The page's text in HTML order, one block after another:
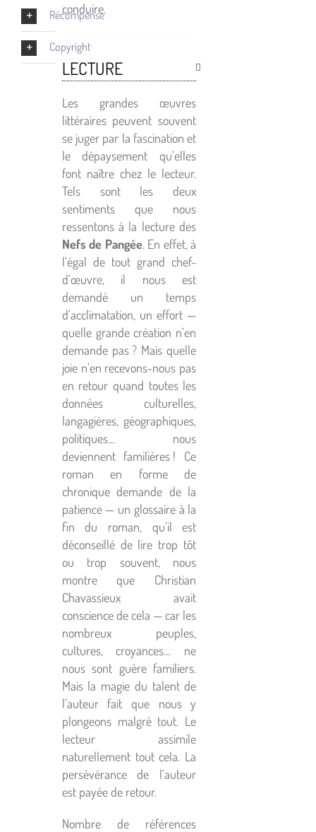
Récompense
Copyright
conduire.
LECTURE
Les grandes œuvres
littéraires peuvent souvent
se juger par la fascination et
le dépaysement qu’elles
font naître chez le lecteur.
Tels sont les deux
sentiments que nous
ressentons à la lecture des
Nefs de Pangée. En effet, à
l’égal de tout grand chef-
d’œuvre, il nous est
demandé un temps
d’acclimatation, un effort —
quelle grande création n’en
demande pas ? Mais quelle
joie n’en recevons-nous pas
en retour quand toutes les
données culturelles,
langagières, géographiques,
politiques… nous
deviennent familières ! Ce
roman en forme de
chronique demande de la
patience — un glossaire à la
fin du roman, qu’il est
déconseillé de lire trop tôt
ou trop souvent, nous
montre que Christian
Chavassieux avait
conscience de cela — car les
nombreux peuples,
cultures, croyances… ne
nous sont guère familiers.
Mais la magie du talent de
l’auteur fait que nous y
plongeons malgré tout. Le
lecteur assimile
naturellement tout cela. La
persévérance de l’auteur
est payée de retour.
Nombre de références